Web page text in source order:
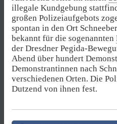
illegale Kundgebung
großen Polizeiaufgebots
spontan in den Ort
bekannt für die sogenannten
der Dresdner Pegida-
Abend über hundert
Demonstrantinnen nach
verschiedenen Orten. Die
Dutzend von ihnen fest.